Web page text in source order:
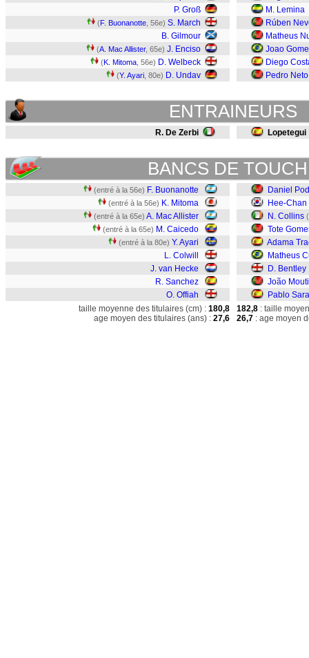
P. Groß
(F. Buonanotte , 56e) S. March
B. Gilmour
(A. Mac Allister, 65e) J. Enciso
(K. Mitoma , 56e) D. Welbeck
(Y. Ayari , 80e) D. Undav
M. Lemina
Rúben
Matheus
Joao
Diego
Pedro Neto
ENTRAINEURS
R. De Zerbi Lopetegui
BANCS DE
(entré à la 56e) F. Buonanotte
(entré à la 56e) K. Mitoma
(entré à la 65e) A. Mac Allister
(entré à la 65e) M. Caicedo
(entré à la 80e) Y. Ayari
L. Colwill
J. van Hecke
R. Sanchez
O. Offiah
Daniel
Hee-
N. Collins
Tote
Adama
Matheus
D. Bentley
João
Pablo
taille moyenne des titulaires (cm) : 180,8
age moyen des titulaires (ans) : 27,6
182,8 : taille
26,7 : age moyen